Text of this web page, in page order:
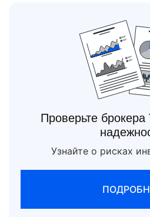
Проверьте
Узнайте о рисках